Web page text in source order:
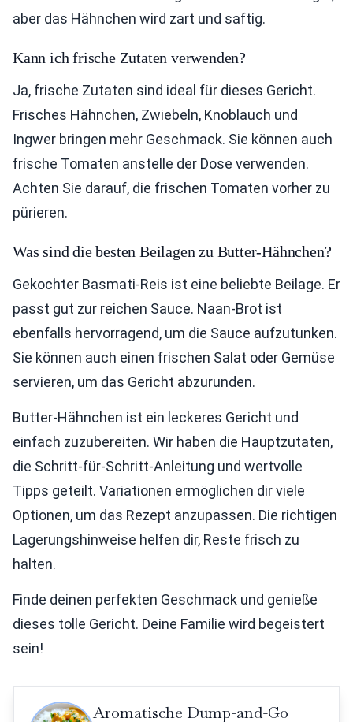
aber das Hähnchen wird zart und saftig.
Kann ich frische Zutaten verwenden?
Ja, frische Zutaten sind ideal für dieses Gericht.
Frisches Hähnchen, Zwiebeln, Knoblauch und
Ingwer bringen mehr Geschmack. Sie können auch
frische Tomaten anstelle der Dose verwenden.
Achten Sie darauf, die frischen Tomaten vorher zu
pürieren.
Was sind die besten Beilagen zu Butter-Hähnchen?
Gekochter Basmati-Reis ist eine beliebte Beilage. Er
passt gut zur reichen Sauce. Naan-Brot ist
ebenfalls hervorragend, um die Sauce aufzutunken.
Sie können auch einen frischen Salat oder Gemüse
servieren, um das Gericht abzurunden.
Butter-Hähnchen ist ein leckeres Gericht und
einfach zuzubereiten. Wir haben die Hauptzutaten,
die Schritt-für-Schritt-Anleitung und wertvolle
Tipps geteilt. Variationen ermöglichen dir viele
Optionen, um das Rezept anzupassen. Die richtigen
Lagerungshinweise helfen dir, Reste frisch zu
halten.
Finde deinen perfekten Geschmack und genieße
dieses tolle Gericht. Deine Familie wird begeistert
sein!
Aromatische Dump-and-Go